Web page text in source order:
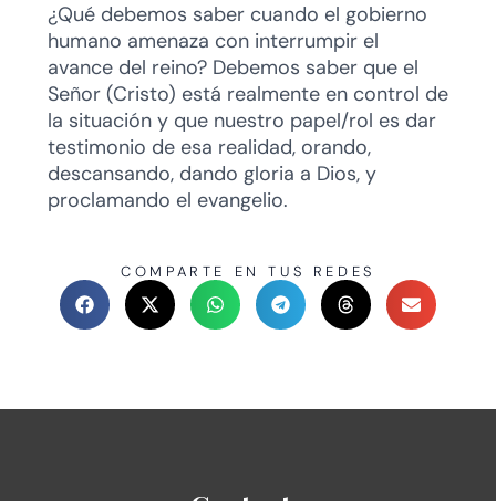
¿Qué debemos saber cuando el gobierno
humano amenaza con interrumpir el
avance del reino? Debemos saber que el
Señor (Cristo) está realmente en control de
la situación y que nuestro papel/rol es dar
testimonio de esa realidad, orando,
descansando, dando gloria a Dios, y
proclamando el evangelio.
COMPARTE EN TUS REDES